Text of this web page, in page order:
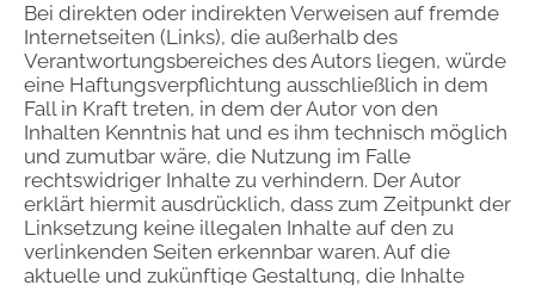
Bei direkten oder indirekten Verweisen auf fremde
Internetseiten (Links), die außerhalb des
Verantwortungsbereiches des Autors liegen, würde
eine Haftungsverpflichtung ausschließlich in dem
Fall in Kraft treten, in dem der Autor von den
Inhalten Kenntnis hat und es ihm technisch möglich
und zumutbar wäre, die Nutzung im Falle
rechtswidriger Inhalte zu verhindern. Der Autor
erklärt hiermit ausdrücklich, dass zum Zeitpunkt der
Linksetzung keine illegalen Inhalte auf den zu
verlinkenden Seiten erkennbar waren. Auf die
aktuelle und zukünftige Gestaltung, die Inhalte